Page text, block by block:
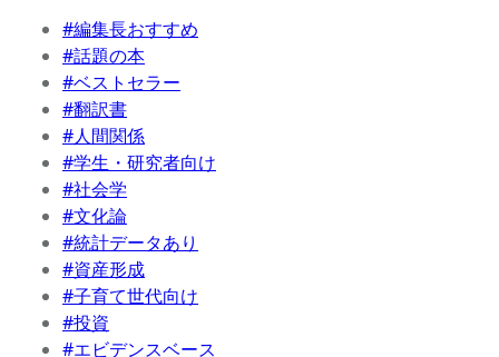
#編集長おすすめ
#話題の本
#ベストセラー
#翻訳書
#人間関係
#学生・研究者向け
#社会学
#文化論
#統計データあり
#資産形成
#子育て世代向け
#投資
#エビデンスベース